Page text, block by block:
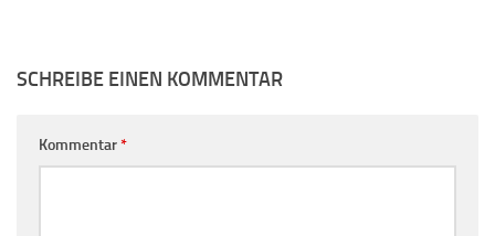
SCHREIBE EINEN KOMMENTAR
Kommentar*